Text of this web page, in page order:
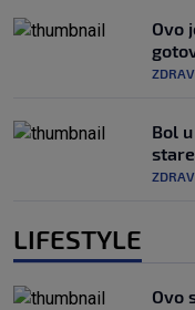
Ovo
Bol
LIFESTYLE
Ovo